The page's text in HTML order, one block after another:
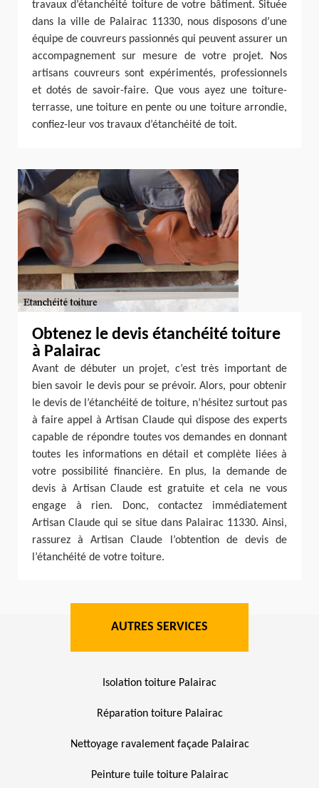
travaux d’étanchéité toiture de votre bâtiment. Située
dans la ville de Palairac 11330, nous disposons d’une
équipe de couvreurs passionnés qui peuvent assurer un
accompagnement sur mesure de votre projet. Nos
artisans couvreurs sont expérimentés, professionnels
et dotés de savoir-faire. Que vous ayez une toiture-
terrasse, une toiture en pente ou une toiture arrondie,
confiez-leur vos travaux d’étanchéité de toit.
Obtenez le devis étanchéité toiture
à Palairac
Avant de débuter un projet, c’est très important de
bien savoir le devis pour se prévoir. Alors, pour obtenir
le devis de l’étanchéité de toiture, n’hésitez surtout pas
à faire appel à Artisan Claude qui dispose des experts
capable de répondre toutes vos demandes en donnant
toutes les informations en détail et complète liées à
votre possibilité financière. En plus, la demande de
devis à Artisan Claude est gratuite et cela ne vous
engage à rien. Donc, contactez immédiatement
Artisan Claude qui se situe dans Palairac 11330. Ainsi,
rassurez à Artisan Claude l’obtention de devis de
l’étanchéité de votre toiture.
AUTRES SERVICES
Isolation toiture Palairac
Réparation toiture Palairac
Nettoyage ravalement façade Palairac
Peinture tuile toiture Palairac